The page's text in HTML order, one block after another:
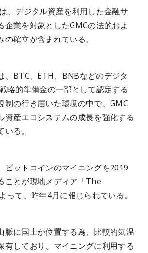
、デジタル資産を利用した金融サ
企業を対象としたGMCの法的およ
の確立が含まれている。
、BTC、ETH、BNBなどのデジタ
略的準備金の一部として認定する
制の行き届いた環境の中で、GMC
資産エコシステムの成長を強化する
る。
ビットコインのマイニングを2019
ことが現地メディア「The
て、昨年4月に報じられている。
脈に国土が位置する為、比較的気温
有しており、マイニングに利用する